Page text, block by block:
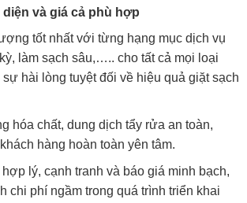
và giá cả phù hợp
tốt nhất với từng hạng mục dịch vụ
làm sạch sâu,….. cho tất cả mọi loại
hài lòng tuyệt đối về hiệu quả giặt sạch
hóa chất, dung dịch tẩy rửa an toàn,
hàng hoàn toàn yên tâm.
lý, cạnh tranh và báo giá minh bạch,
chi phí ngầm trong quá trình triển khai